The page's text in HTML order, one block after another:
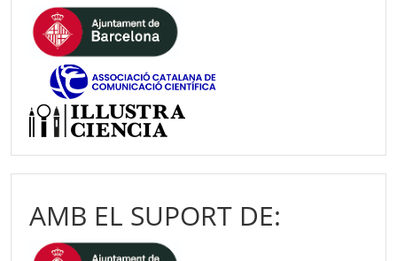
AMB EL SUPORT DE: